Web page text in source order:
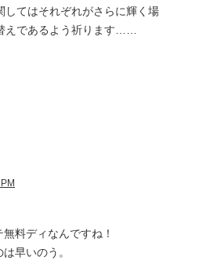
してはそれぞれがさらに輝く場
えであるよう祈ります……
料ディなんですね！
早いのう。